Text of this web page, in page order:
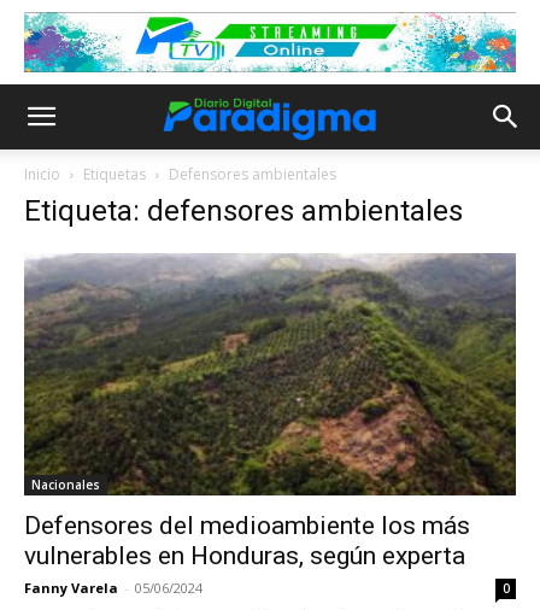
Inicio Etiquetas Defensores ambientales
Etiqueta: defensores ambientales
Nacionales
Defensores del medioambiente los más
vulnerables en Honduras, según experta
Fanny Varela - 05/06/2024 0